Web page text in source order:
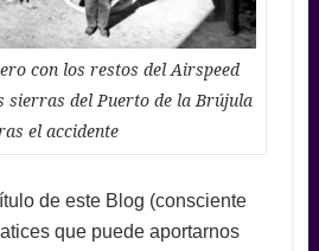
con los restos del Airspeed
sierras del Puerto de la Brújula
el accidente
de este Blog (consciente
que puede aportarnos